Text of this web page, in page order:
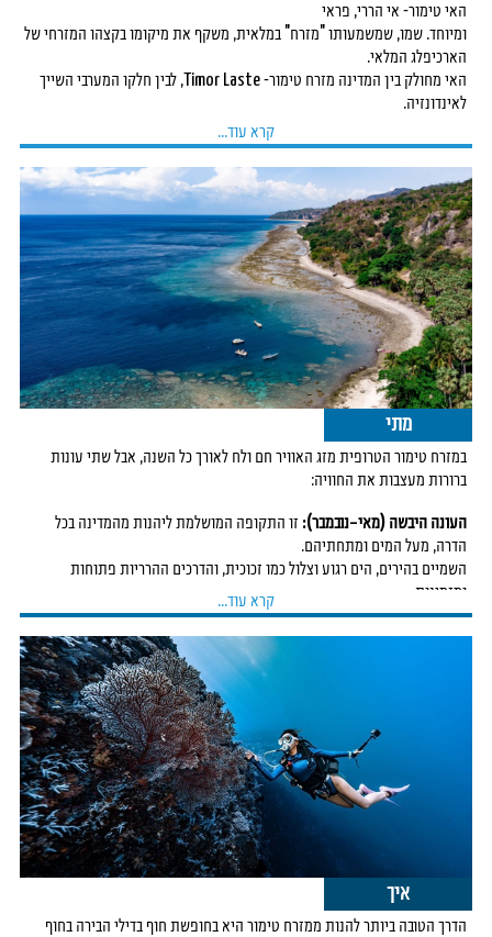
האי טימור- אי הררי, פראי
ומיוחד. שמו, שמשמעותו "מזרח" במלאית, משקף את מיקומו בקצהו המזרחי של
הארכיפלג המלאי.
האי מחולק בין המדינה מזרח טימור- Timor Laste, לבין חלקו המערבי השייך
לאינדונזיה.
מדינת מזרח טימור אמנם קטנה, כ-15.000 קמ"ר בלבד, אך היא מבורכת בשפע
של יופי טבעי: רכסי
הרים דרמטיים וקו חוף מרהיב, שלצידו משתרעים קילומטרים רבים של שוניות
אלמוגים בתוליות ובריאות.
השוניות, שכאילו נותרו מחוץ לזמן, מציעות כמה מאתרי הצלילה הטובים בעולם,
המבורכים במיעוט צוללים.
שם חיים מגוון עצום של יצורי ים, מצבי ים ועד כרישי לווייתן, להקות מרהיבות
של דגים טרופיים צבעוניים,
ומינים רבים של לוויתנים, לדוגמת אוכלוסייה מרשימה ובריאה של
לוויתן כחול
ננסי, שעל אף שמו, זו החיה
השניה בגודלה על פני כדור הארץ.
קרא עוד...
מתי
במזרח טימור הטרופית מזג האוויר חם ולח לאורך כל השנה, אבל שתי עונות
ברורות מעצבות את החוויה:
העונה היבשה (מאי–נובמבר): זו התקופה המושלמת ליהנות מהמדינה בכל
הדרה, מעל המים ומתחתיהם.
השמיים בהירים, הים רגוע וצלול כמו זכוכית, והדרכים ההרריות פתוחות
ומזמינות.
העונה הגשומה (דצמבר–אפריל):בחודשים האלה מגיעים גשמים טרופיים כבדים
לצד חום ולחות גבוהים,
מה שהופך את התקופה לפחות נוחה לטיולים ולצלילות.
קרא עוד...
איך
הדרך הטובה ביותר להנות ממזרח טימור היא בחופשת חוף בדילי הבירה בחוף